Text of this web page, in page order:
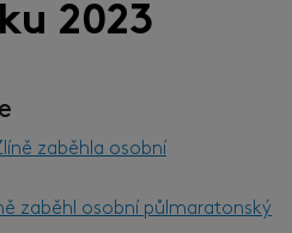
2023
zaběhla osobní
zaběhl osobní půlmaratonský